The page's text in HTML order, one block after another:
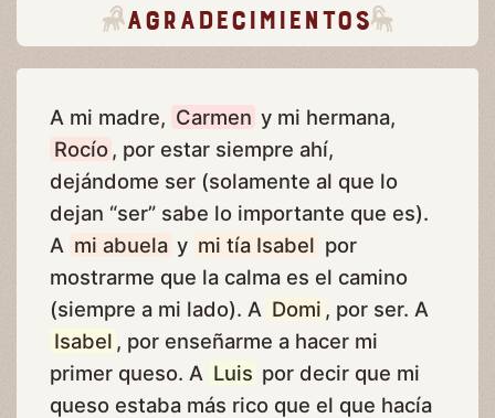
Agradecimientos
A mi madre, Carmen y mi hermana,
Rocío , por estar siempre ahí,
dejándome ser (solamente al que lo
dejan “ser” sabe lo importante que es).
A mi abuela y mi tía Isabel por
mostrarme que la calma es el camino
(siempre a mi lado). A Domi , por ser. A
Isabel , por enseñarme a hacer mi
primer queso. A Luis por decir que mi
queso estaba más rico que el que hacía